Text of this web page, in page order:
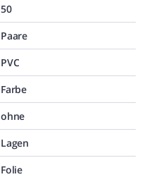
50
Paare
PVC
Farbe
ohne
Lagen
Folie